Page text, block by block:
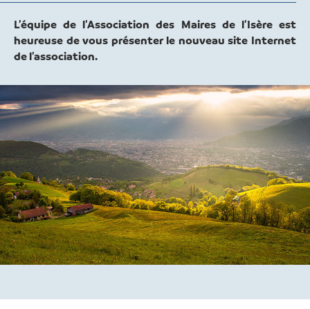
L’équipe de l’Association des Maires de l’Isère est
heureuse de vous présenter le nouveau site Internet
de l’association.